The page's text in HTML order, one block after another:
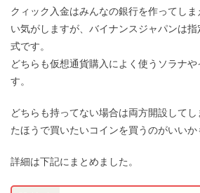
クィック入金はみんなの銀行を作ってし
い気がしますが、バイナンスジャパンは
式です。
どちらも仮想通貨購入によく使うソラナや
す。
どちらも持ってない場合は両方開設してし
たほうで買いたいコインを買うのがいいか
詳細は下記にまとめました。